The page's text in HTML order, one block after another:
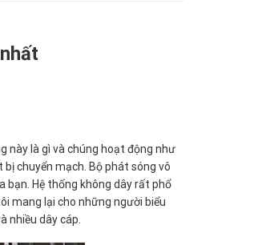
này là gì và chúng hoạt động như
chuyển mạch. Bộ phát sóng vô
bạn. Hệ thống không dây rất phổ
mang lại cho những người biểu
nhiều dây cáp.